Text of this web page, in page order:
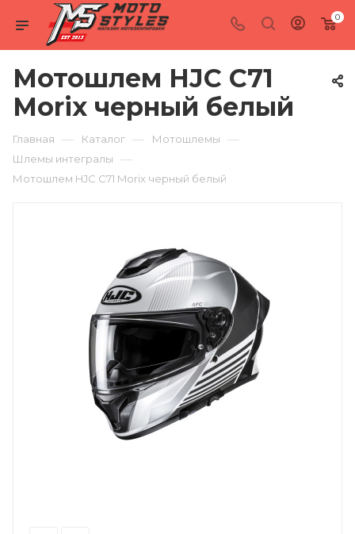
0
Мотошлем HJC C71
Morix черный белый
Главная — Каталог — Мотошлемы —
Шлемы интегралы —
Мотошлем HJC C71 Morix черный белый